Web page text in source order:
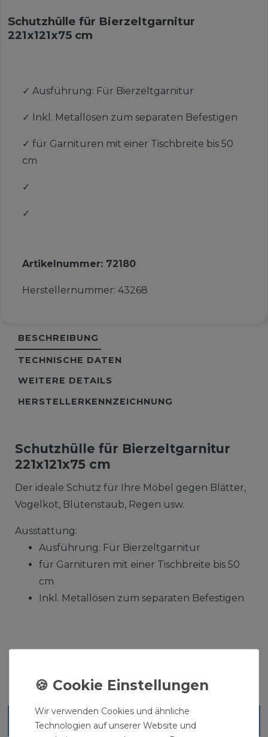
Schutzhülle für Bierzeltgarnitur
221x121x75 cm
✓ Ausführung: Für Bierzeltgarnitur
✓ Inkl. Metallösen zum separaten Befestigen
✓ für Garnituren mit einer Tischbreite bis 50
cm
✓
✓
Artikelnummer: 72180
Herstellernummer: 43268
BESCHREIBUNG
TECHNISCHE DATEN
WEITERE DETAILS
HERSTELLERKENNZEICHNUNG
Schutzhülle für Bierzeltgarnitur
221x121x75 cm
Der ideale Schutz für Ihre Möbel gegen Blätter,
Vogelkot, Blütenstaub, Regen usw.
Ausstattung:
Ausführung: Für Bierzeltgarnitur
für Garnituren mit einer Tischbreite bis 50
cm
Inkl. Metallösen zum separaten Befestigen
Ähnliche Artikel
Wir verwenden Cookies und ähnliche
Technologien auf unserer Website und